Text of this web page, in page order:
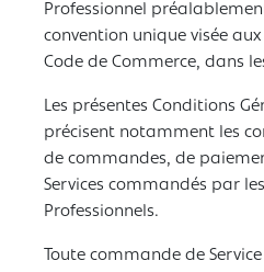
Professionnel
convention unique visée
Code de Commerce, dans
Les présentes Conditions
précisent notamment les
de commandes, de
Services commandés par
Professionnels.
Toute commande de